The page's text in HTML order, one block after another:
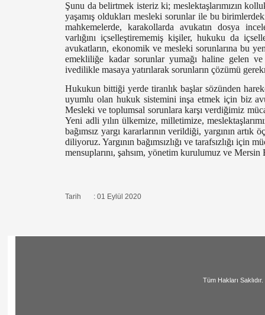
Şunu da belirtmek isteriz ki; meslektaşlarımızın
yaşamış oldukları mesleki sorunlar ile bu
mahkemelerde, karakollarda avukatın dosya
varlığını içselleştirememiş kişiler, hukuku da
avukatların, ekonomik ve mesleki sorunlarına bu
emekliliğe kadar sorunlar yumağı haline gelen ve
ivedilikle masaya yatırılarak sorunların çözümü
Hukukun bittiği yerde tiranlık başlar sözünden
uyumlu olan hukuk sistemini inşa etmek için biz
Mesleki ve toplumsal sorunlara karşı verdiğimiz
Yeni adli yılın ülkemize, milletimize,
bağımsız yargı kararlarının verildiği, yargının artık
diliyoruz. Yargının bağımsızlığı ve tarafsızlığı için
mensuplarını, şahsım, yönetim kurulumuz ve
Tarih : 01 Eylül 2020
Tüm Hakları Saklıdır. | All